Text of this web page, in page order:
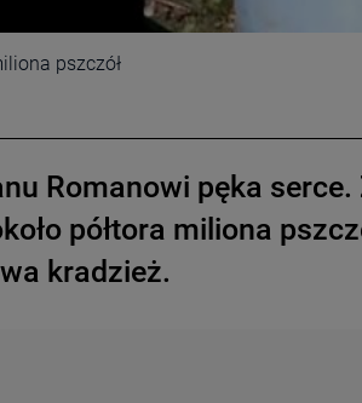
pszczół
Romanowi pęka serce.
półtora miliona
kradzież.